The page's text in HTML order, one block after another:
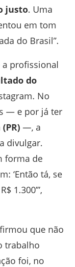
justo. Uma
em tom
do Brasil”.
profissional
do
No
— e por já ter
—, a
divulgar.
forma de
‘Então tá, se
1.300’”,
que não
trabalho
foi, no